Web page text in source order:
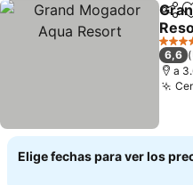
5
6,6
a
Elige fechas para ver los